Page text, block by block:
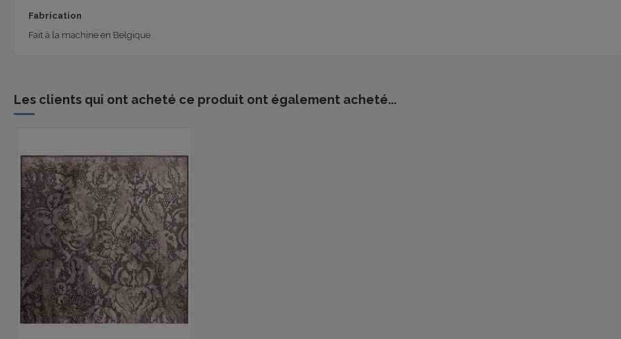
Fabrication
Fait à la machine en Belgique
Les clients qui ont acheté ce produit ont également acheté...